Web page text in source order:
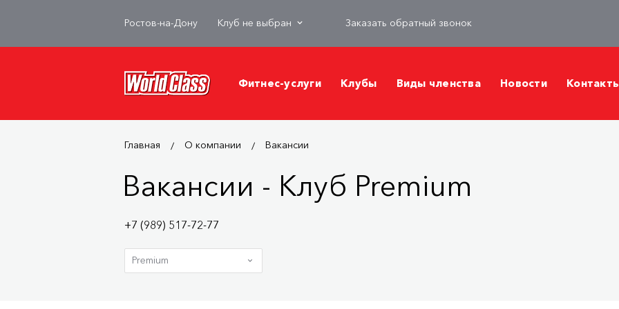
Ростов-на-Дону Клуб не выбран Заказать обратный звонок
Фитнес-услуги Клубы Виды членства Новости
Главная О компании Вакансии
Вакансии - Клуб Premium
+7 (989) 517-72-77